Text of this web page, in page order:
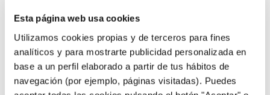
Esta página web usa cookies
Utilizamos cookies propias y de terceros para fines
analíticos y para mostrarte publicidad personalizada en
base a un perfil elaborado a partir de tus hábitos de
navegación (por ejemplo, páginas visitadas). Puedes
24/12/2013
El Bloqueo Mental
Muchos de los deportistas que acuden a mi
consulta, buscan una solución desde la